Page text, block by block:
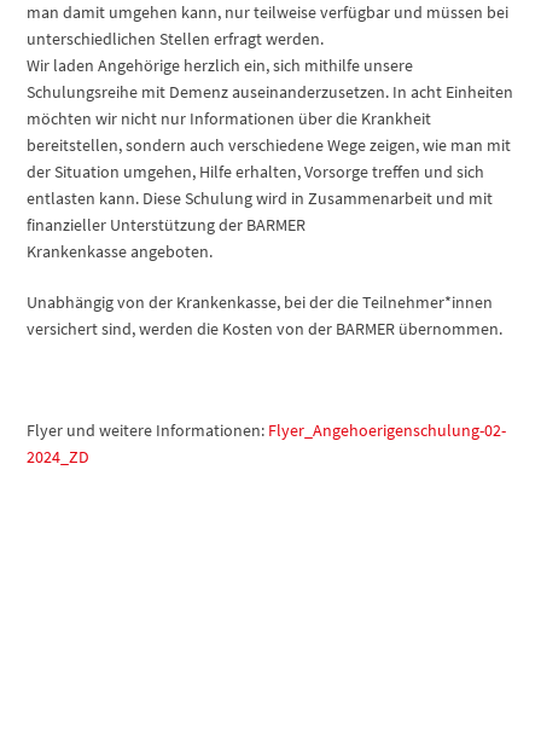
man damit umgehen kann, nur teilweise verfügbar und müssen bei
unterschiedlichen Stellen erfragt werden.
Wir laden Angehörige herzlich ein, sich mithilfe unsere
Schulungsreihe mit Demenz auseinanderzusetzen. In acht Einheiten
möchten wir nicht nur Informationen über die Krankheit
bereitstellen, sondern auch verschiedene Wege zeigen, wie man mit
der Situation umgehen, Hilfe erhalten, Vorsorge treffen und sich
entlasten kann. Diese Schulung wird in Zusammenarbeit und mit
finanzieller Unterstützung der BARMER
Krankenkasse angeboten.
Unabhängig von der Krankenkasse, bei der die Teilnehmer*innen
versichert sind, werden die Kosten von der BARMER übernommen.
Flyer und weitere Informationen: Flyer_Angehoerigenschulung-02-
2024_ZD